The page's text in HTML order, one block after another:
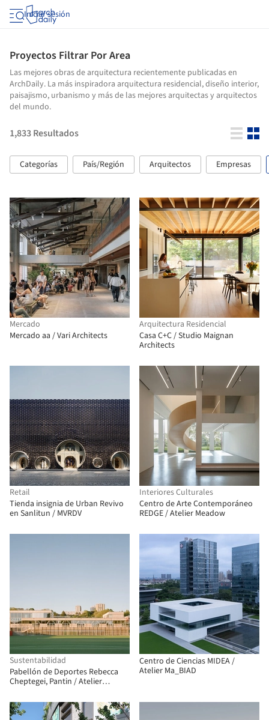
Iniciar sesión
Proyectos Filtrar Por Area
Las mejores obras de arquitectura recientemente publicadas en
ArchDaily. La más inspiradora arquitectura residencial, diseño interior,
paisajismo, urbanismo y más de las mejores arquitectas y arquitectos
del mundo.
1,833Resultados
Categorías País/Región Arquitectos Empresas
Mercado
Mercado aa / Vari Architects
Arquitectura Residencial
Casa C+C / Studio Maignan
Architects
Retail
Tienda insignia de Urban Revivo
en Sanlitun / MVRDV
Interiores Culturales
Centro de Arte Contemporáneo
REDGE / Atelier Meadow
Sustentabilidad
Pabellón de Deportes Rebecca
Cheptegei, Pantin / Atelier
Centro de Ciencias MIDEA /
Atelier Ma_BIAD